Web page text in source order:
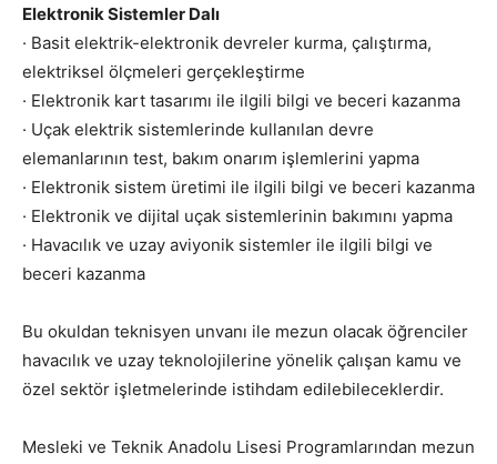
Elektronik Sistemler Dalı
· Basit elektrik-elektronik devreler kurma, çalıştırma,
elektriksel ölçmeleri gerçekleştirme
· Elektronik kart tasarımı ile ilgili bilgi ve beceri kazanma
· Uçak elektrik sistemlerinde kullanılan devre
elemanlarının test, bakım onarım işlemlerini yapma
· Elektronik sistem üretimi ile ilgili bilgi ve beceri kazanma
· Elektronik ve dijital uçak sistemlerinin bakımını yapma
· Havacılık ve uzay aviyonik sistemler ile ilgili bilgi ve
beceri kazanma
Bu okuldan teknisyen unvanı ile mezun olacak öğrenciler
havacılık ve uzay teknolojilerine yönelik çalışan kamu ve
özel sektör işletmelerinde istihdam edilebileceklerdir.
Mesleki ve Teknik Anadolu Lisesi Programlarından mezun